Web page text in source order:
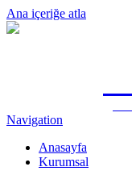
Ana içeriğe atla
Navigation
Anasayfa
Kurumsal